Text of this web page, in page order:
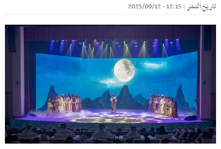
تاريخ النشر : 12:15 - 2025/09/12